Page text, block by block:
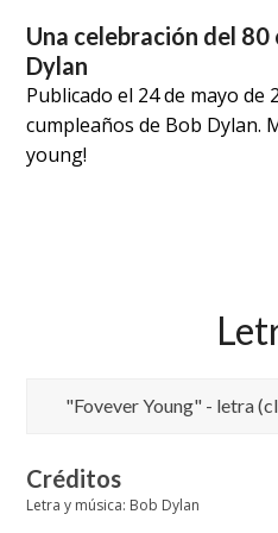
Una celebración del 80
Dylan
Publicado el 24 de mayo de
cumpleaños de Bob Dylan.
young!
"Fovever Young" - letra
Créditos
Letra y música: Bob Dylan